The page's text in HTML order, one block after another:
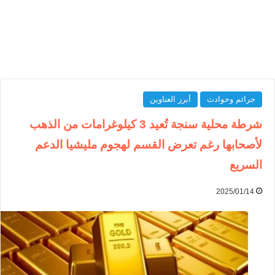
جرائم وحوادث أبرز العناوين
شرطة محلية سنجة تُعيد 3 كيلوغرامات من الذهب
لأصحابها رغم تعرض القسم لهجوم مليشيا الدعم
السريع
2025/01/14